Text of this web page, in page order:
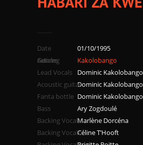
Date
01/10/1995
Catalog
Genres
Artists
Kakolobango
Lead Vocals
Dominic Kakolobango
Acoustic guitarDominic Kakolobango
Fanta bottle Dominic Kakolobango
Bass
Ary Zogdoulé
Backing VocalsMarlène Dorcéna
Backing VocalsCéline T’Hooft